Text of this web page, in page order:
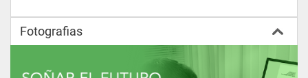
Costos II
Normatividad internacional I
Legislación Tributaria II
Fotografias